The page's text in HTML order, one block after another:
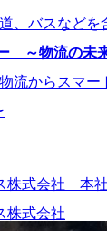
、バスなどを
～物流の未
流からスマー
株式会社 本社
株式会社